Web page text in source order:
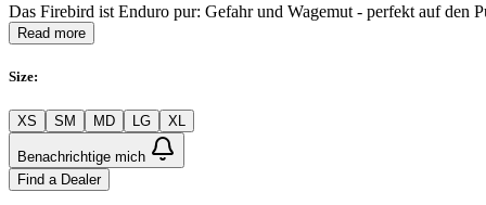
Das Firebird ist Enduro pur: Gefahr und Wagemut - perfekt auf den
Read more
Size:
XS SM MD LG XL
Benachrichtige mich
Find a Dealer